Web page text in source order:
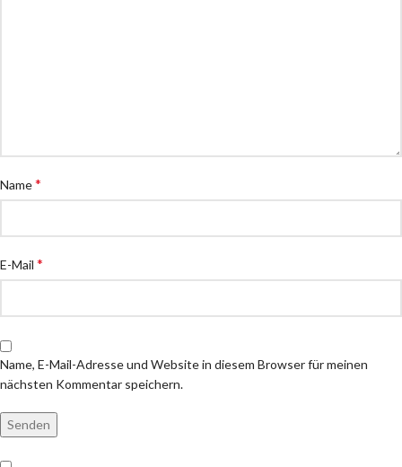
Name*
E-Mail *
Name, E-Mail-Adresse und Website in diesem Browser für meinen
nächsten Kommentar speichern.